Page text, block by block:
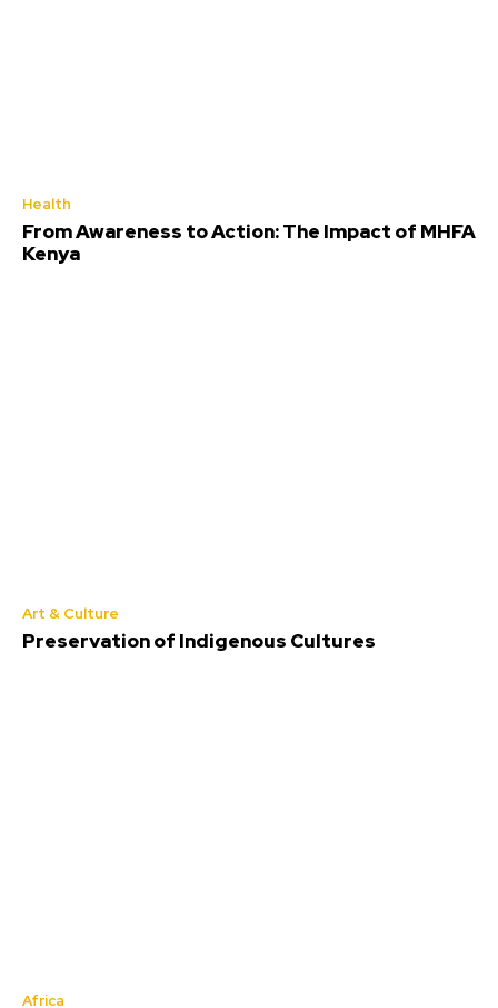
Health
From Awareness to Action: The Impact of MHFA
Kenya
Art & Culture
Preservation of Indigenous Cultures
Africa